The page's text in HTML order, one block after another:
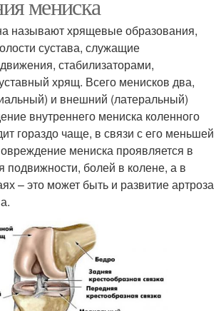
называют хрящевые образования,
сустава, служащие
стабилизаторами,
хрящ. Всего менисков два,
и внешний (латеральный)
внутреннего мениска коленного
гораздо чаще, в связи с его меньшей
мениска проявляется в
подвижности, болей в колене, а в
– это может быть и развитие артроза